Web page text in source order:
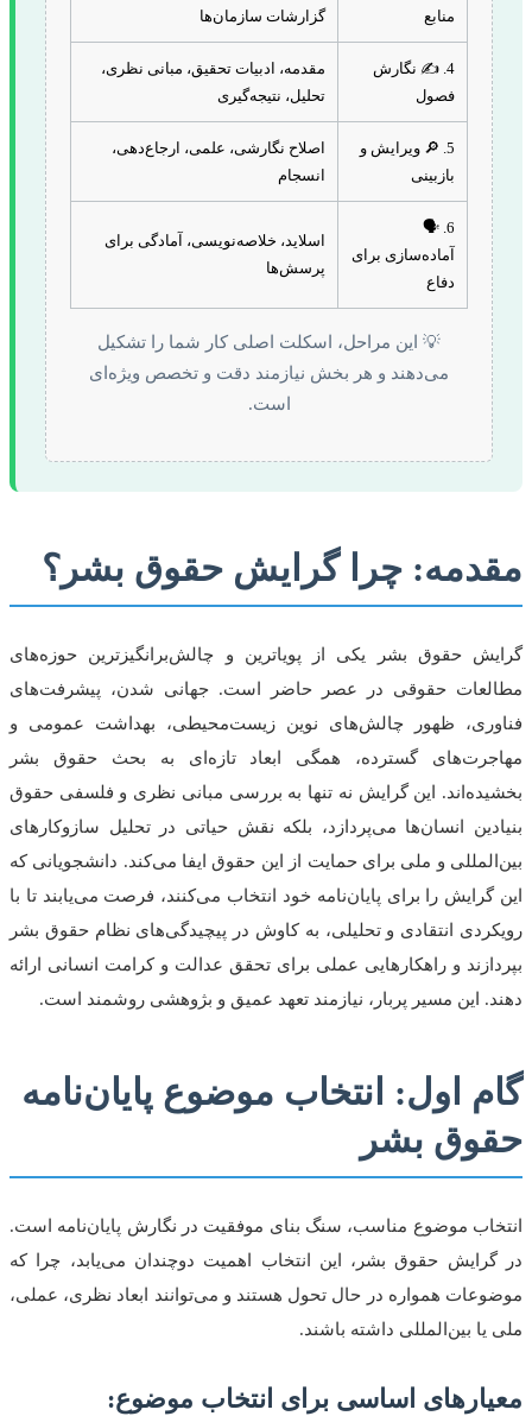
منابع
گزارشات سازمان‌ها
4. ✍️ نگارش
فصول
مقدمه، ادبیات تحقیق، مبانی نظری،
تحلیل، نتیجه‌گیری
5. 🔎 ویرایش و
بازبینی
اصلاح نگارشی، علمی، ارجاع‌دهی،
انسجام
6. 🗣️
آماده‌سازی برای
دفاع
اسلاید، خلاصه‌نویسی، آمادگی برای
پرسش‌ها
💡 این مراحل، اسکلت اصلی کار شما را تشکیل
می‌دهند و هر بخش نیازمند دقت و تخصص ویژه‌ای
است.
مقدمه: چرا گرایش حقوق بشر؟
گرایش حقوق بشر یکی از پویاترین و چالش‌برانگیزترین حوزه‌های
مطالعات حقوقی در عصر حاضر است. جهانی شدن، پیشرفت‌های
فناوری، ظهور چالش‌های نوین زیست‌محیطی، بهداشت عمومی و
مهاجرت‌های گسترده، همگی ابعاد تازه‌ای به بحث حقوق بشر
بخشیده‌اند. این گرایش نه تنها به بررسی مبانی نظری و فلسفی حقوق
بنیادین انسان‌ها می‌پردازد، بلکه نقش حیاتی در تحلیل سازوکارهای
بین‌المللی و ملی برای حمایت از این حقوق ایفا می‌کند. دانشجویانی که
این گرایش را برای پایان‌نامه خود انتخاب می‌کنند، فرصت می‌یابند تا با
رویکردی انتقادی و تحلیلی، به کاوش در پیچیدگی‌های نظام حقوق بشر
بپردازند و راهکارهایی عملی برای تحقق عدالت و کرامت انسانی ارائه
دهند. این مسیر پربار، نیازمند تعهد عمیق و بژوهشی روشمند است.
گام اول: انتخاب موضوع پایان‌نامه
حقوق بشر
انتخاب موضوع مناسب، سنگ بنای موفقیت در نگارش پایان‌نامه است.
در گرایش حقوق بشر، این انتخاب اهمیت دوچندان می‌یابد، چرا که
موضوعات همواره در حال تحول هستند و می‌توانند ابعاد نظری، عملی،
ملی یا بین‌المللی داشته باشند.
معیارهای اساسی برای انتخاب موضوع: